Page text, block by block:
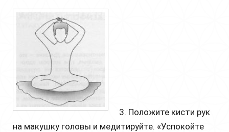
3. Положите кисти рук
на макушку головы и медитируйте. «Успокойте